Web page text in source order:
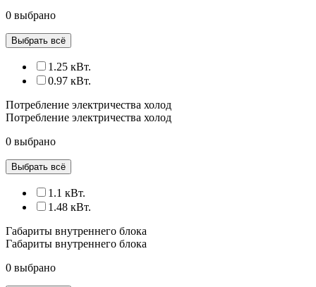
0 выбрано
Выбрать всё
1.25 кВт.
0.97 кВт.
Потребление электричества холод
Потребление электричества холод
0 выбрано
Выбрать всё
1.1 кВт.
1.48 кВт.
Габариты внутреннего блока
Габариты внутреннего блока
0 выбрано